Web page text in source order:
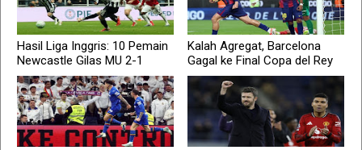
Hasil Liga Inggris: 10 Pemain
Newcastle Gilas MU 2-1
Kalah Agregat, Barcelona
Gagal ke Final Copa del Rey